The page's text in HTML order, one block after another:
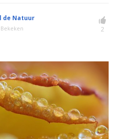
de Natuur
Bekeken 2